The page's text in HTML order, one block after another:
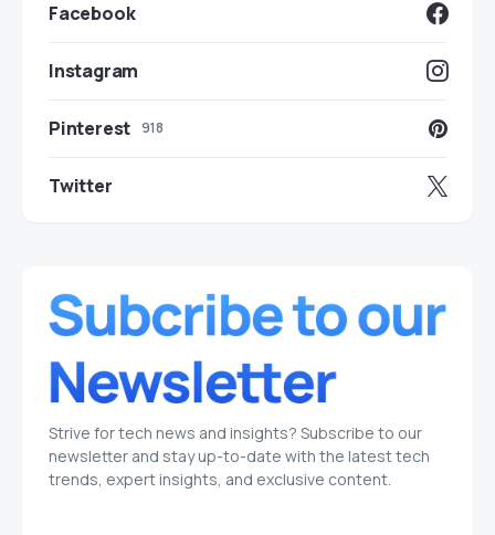
Facebook
Instagram
Pinterest 918
Twitter
Strive for tech news and insights? Subscribe to our
newsletter and stay up-to-date with the latest tech
trends, expert insights, and exclusive content.